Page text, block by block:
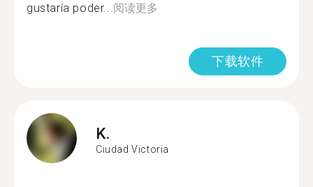
gustaría poder...阅读更多
下载软件
K.
Ciudad Victoria